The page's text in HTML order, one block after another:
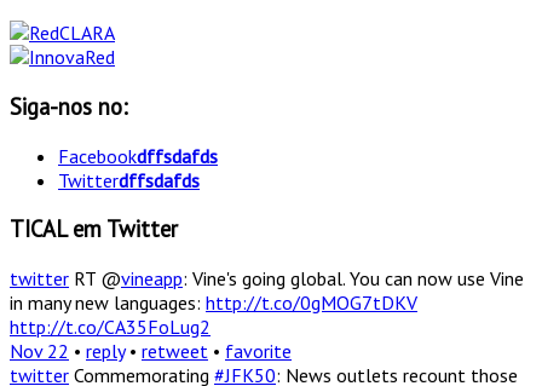
Siga-nos no:
Facebookdffsdafds
Twitterdffsdafds
TICAL em Twitter
twitter RT @vineapp: Vine's going global. You can now use Vine
in many new languages: http://t.co/0gMOG7tDKV
http://t.co/CA35FoLug2
Nov 22 • reply• retweet • favorite
twitter Commemorating #JFK50: News outlets recount those